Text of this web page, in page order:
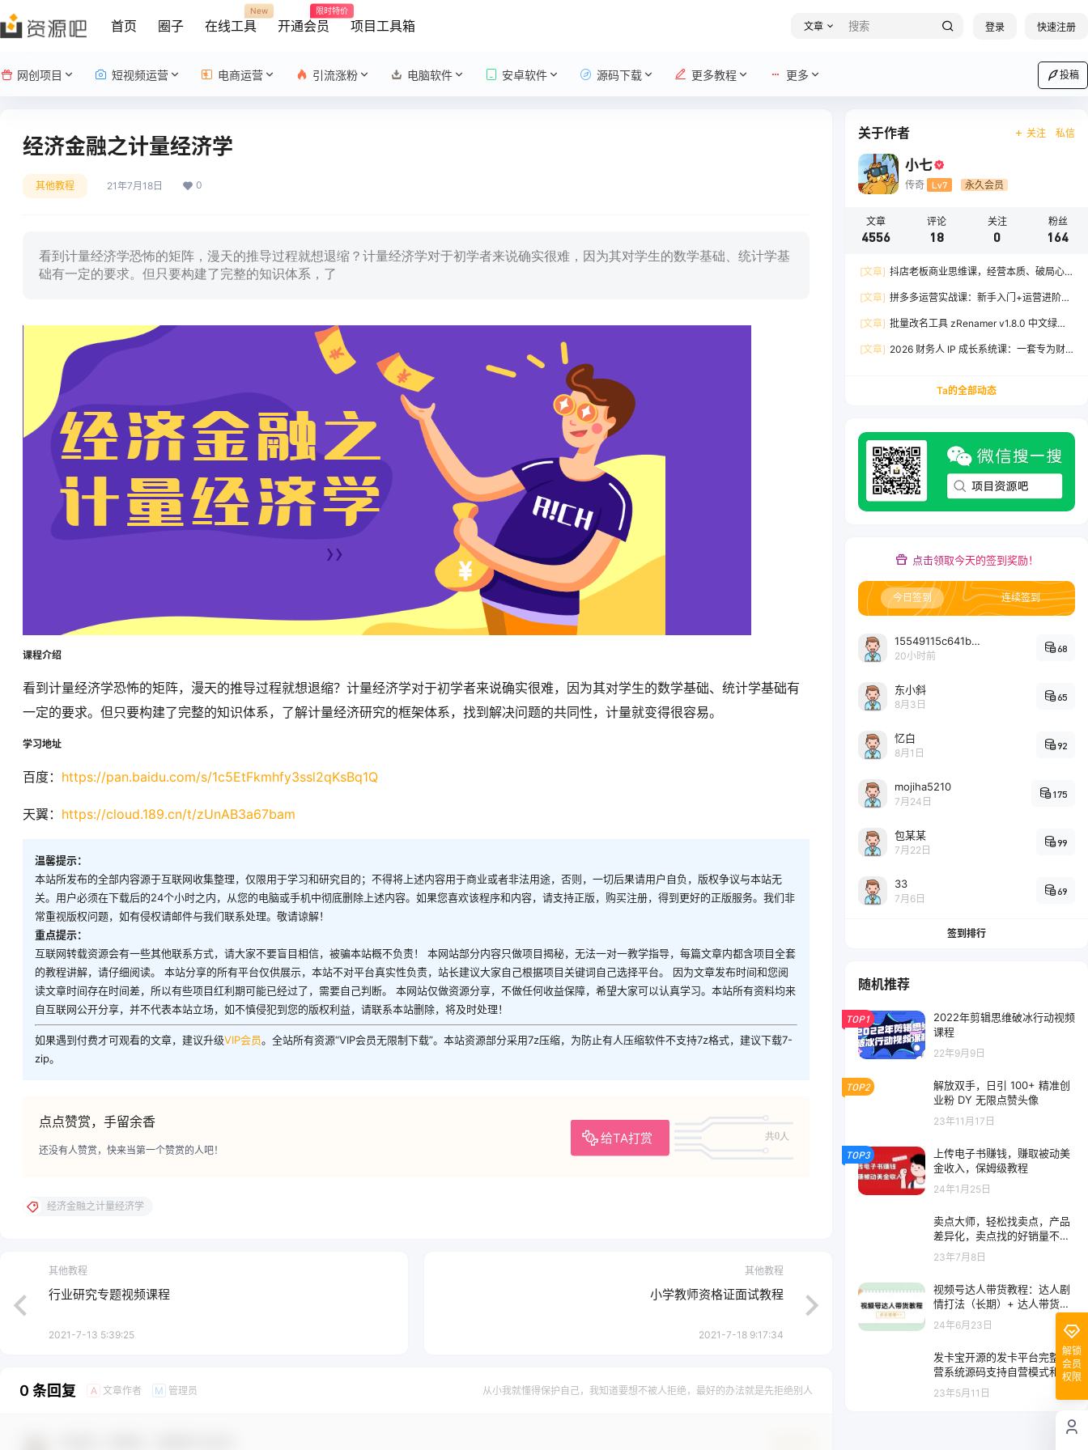
首页 圈子 在线工具
New
开通会员
限时特价
项目工具箱 文章 登录 快速注册
网创项目 短视频运营 电商运营 引流涨粉 电脑软件 安卓软件 源码下载 更多教程 更多 投稿
经济金融之计量经济学
其他教程 21年7月18日 0
看到计量经济学恐怖的矩阵，漫天的推导过程就想退缩？计量经济学对于初学者来说确实很难，因为其对学生的数学基础、统计学基
础有一定的要求。但只要构建了完整的知识体系，了
课程介绍
看到计量经济学恐怖的矩阵，漫天的推导过程就想退缩？计量经济学对于初学者来说确实很难，因为其对学生的数学基础、统计学基础有
一定的要求。但只要构建了完整的知识体系，了解计量经济研究的框架体系，找到解决问题的共同性，计量就变得很容易。
学习地址
百度： https://pan.baidu.com/s/1c5EtFkmhfy3ssl2qKsBq1Q
天翼： https://cloud.189.cn/t/zUnAB3a67bam
温馨提示：
本站所发布的全部内容源于互联网收集整理，仅限用于学习和研究目的；不得将上述内容用于商业或者非法用途，否则，一切后果请用户自负，版权争议与本站无
关。用户必须在下载后的24个小时之内，从您的电脑或手机中彻底删除上述内容。如果您喜欢该程序和内容，请支持正版，购买注册，得到更好的正版服务。我们非
常重视版权问题，如有侵权请邮件与我们联系处理。敬请谅解！
重点提示：
互联网转载资源会有一些其他联系方式，请大家不要盲目相信，被骗本站概不负责！ 本网站部分内容只做项目揭秘，无法一对一教学指导，每篇文章内都含项目全套
的教程讲解，请仔细阅读。 本站分享的所有平台仅供展示，本站不对平台真实性负责，站长建议大家自己根据项目关键词自己选择平台。 因为文章发布时间和您阅
读文章时间存在时间差，所以有些项目红利期可能已经过了，需要自己判断。 本网站仅做资源分享，不做任何收益保障，希望大家可以认真学习。本站所有资料均来
自互联网公开分享，并不代表本站立场，如不慎侵犯到您的版权利益，请联系本站删除，将及时处理！
如果遇到付费才可观看的文章，建议升级VIP会员。全站所有资源“VIP会员无限制下载”。本站资源部分采用7z压缩，为防止有人压缩软件不支持7z格式，建议下载7-
zip。
点点赞赏，手留余香
给TA打赏 共0人
还没有人赞赏，快来当第一个赞赏的人吧！
经济金融之计量经济学
其他教程
行业研究专题视频课程
2021-7-13 5:39:25
其他教程
小学教师资格证面试教程
2021-7-18 9:17:34
0 条回复 A 文章作者 M 管理员 从小我就懂得保护自己，我知道要想不被人拒绝，最好的办法就是先拒绝别人
关于作者 关注 私信
小七
传奇 Lv7 永久会员
文章
4556
评论
18
关注
0
粉丝
164
[文章] 抖店老板商业思维课，经营本质、破局心
增
[文章] 拼多多运营实战课：新手入门+运营进阶、
出百单
[文章] 批量改名工具 zRenamer v1.8.0 中文绿色
[文章] 2026 财务人 IP 成长系统课：一套专为财
Ta的全部动态
点击领取今天的签到奖励！
今日签到 连续签到
15549115c641bc6524e64d1d800349ec7396
20小时前
68
东小斜
8月3日
65
忆白
8月1日
92
mojiha5210
7月24日
175
包某某
7月22日
99
33
7月6日
69
签到排行
随机推荐
TOP1
2022年剪辑思维破冰行动视频
课程
22年9月9日
TOP2
解放双手，日引 100+ 精准创
业粉 DY 无限点赞头像
23年11月17日
TOP3
上传电子书赚钱，赚取被动美
金收入，保姆级教程
24年1月25日
卖点大师，轻松找卖点，产品
差异化，卖点找的好销量不会
23年7月8日
视频号达人带货教程：达人剧
情打法（长期）+ 达人带货广
告（短期）
24年6月23日
发卡宝开源的发卡平台完整运
营系统源码支持自营模式和商
家入驻模式
23年5月11日
解锁
会员
权限